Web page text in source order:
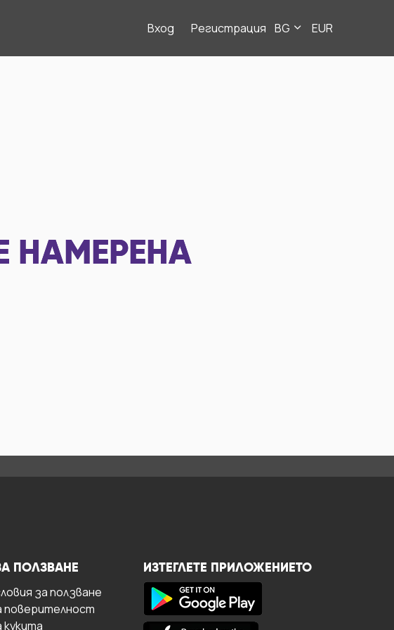
Вход Регистрация BG EUR
НАМЕРЕНА
ПОЛЗВАНЕ
за ползване
поверителност
кукита
ИЗТЕГЛЕТЕ ПРИЛОЖЕНИЕТО